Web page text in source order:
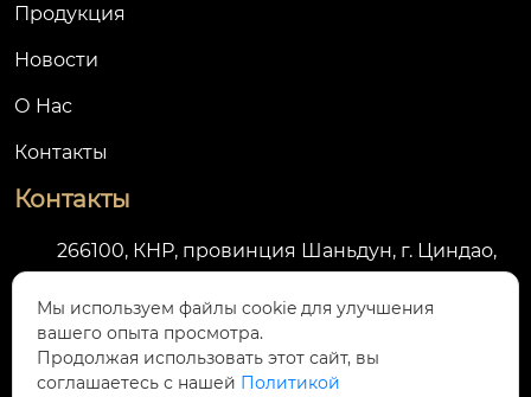
Продукция
Новости
О Hас
Контакты
Контакты
266100, КНР, провинция Шаньдун, г. Циндао,
район Лицан, ул. Цзиньшуйлу, д. 1068, Бизнес-
центр "Поли Централ", 4 этаж, западная зона,
офис 419
Мы используем файлы cookie для улучшения
вашего опыта просмотра.
Продолжая использовать этот сайт, вы
соглашаетесь с нашей Политикой